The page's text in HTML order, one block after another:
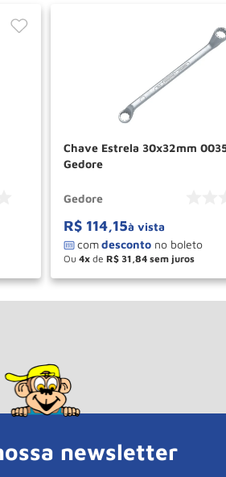
Chave Estrela 30x32mm
Gedore
Gedore
R$ 114,15à vista
Ou 4 de R$ 31,84
＋
－
newsletter